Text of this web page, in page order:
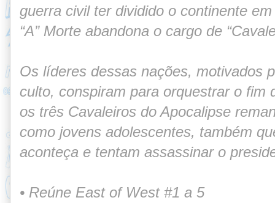
guerra civil ter dividido o continente
“A” Morte abandona o cargo de
Os líderes dessas nações, motivados
culto, conspiram para orquestrar o fim
os três Cavaleiros do Apocalipse
como jovens adolescentes, também
aconteça e tentam assassinar o
• Reúne East of West #1 a 5